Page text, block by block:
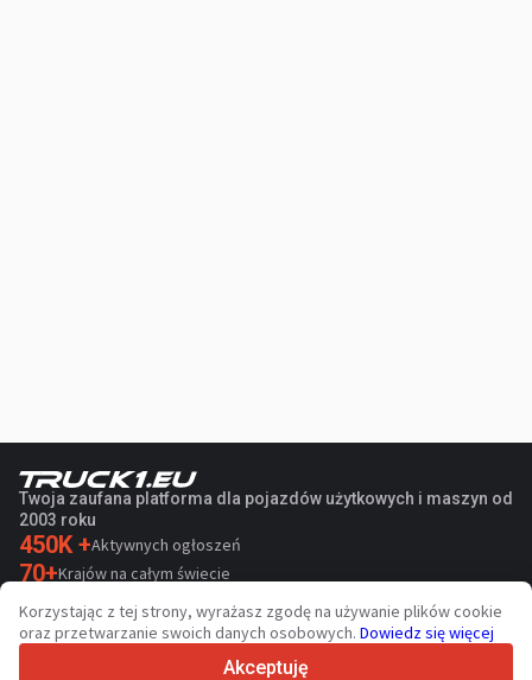
Twoja zaufana platforma dla pojazdów użytkowych i maszyn od
2003 roku
450K +Aktywnych ogłoszeń
70+Krajów na całym świecie
36 Obsługiwanych języków
4.7/5
Korzystając z tej strony, wyrażasz zgodę na używanie plików cookie
oraz przetwarzanie swoich danych osobowych. Dowiedz się więcej
Akceptuję